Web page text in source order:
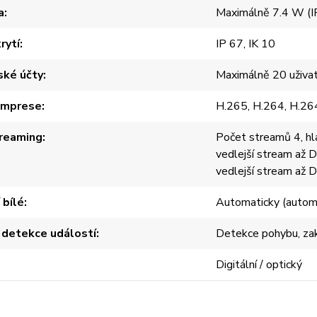
Maximálně 7.4 W
IP 67, IK 10
účty
Maximálně 20
H.265, H.264,
Počet streamů 4,
vedlejší stream až
vedlejší stream až
bílé
Automaticky
událostí
Detekce pohybu,
Digitální / optický